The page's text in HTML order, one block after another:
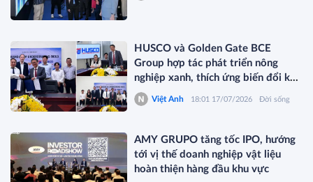
HUSCO và Golden Gate BCE
Group hợp tác phát triển nông
nghiệp xanh, thích ứng biến đổi khí
hậu
Việt Anh 18:01 17/07/2026 Đời sống
AMY GRUPO tăng tốc IPO, hướng
tới vị thế doanh nghiệp vật liệu
hoàn thiện hàng đầu khu vực